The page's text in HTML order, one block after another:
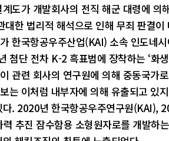
도가 개발회사의 전직 해군 대령에 의
대한 법리적 해석으로 인해 무죄 판결
한국항공우주산업(KAI) 소속 인도네
첨단 전차 K-2 흑표범에 장착하는 ‘화
관련 회사의 연구원에 의해 중동국가
는 이처럼 내부자에 의해 유출되고 있
다. 2020년 한국항공우주연구원(KAI),
추진 잠수함용 소형원자로를 개발하